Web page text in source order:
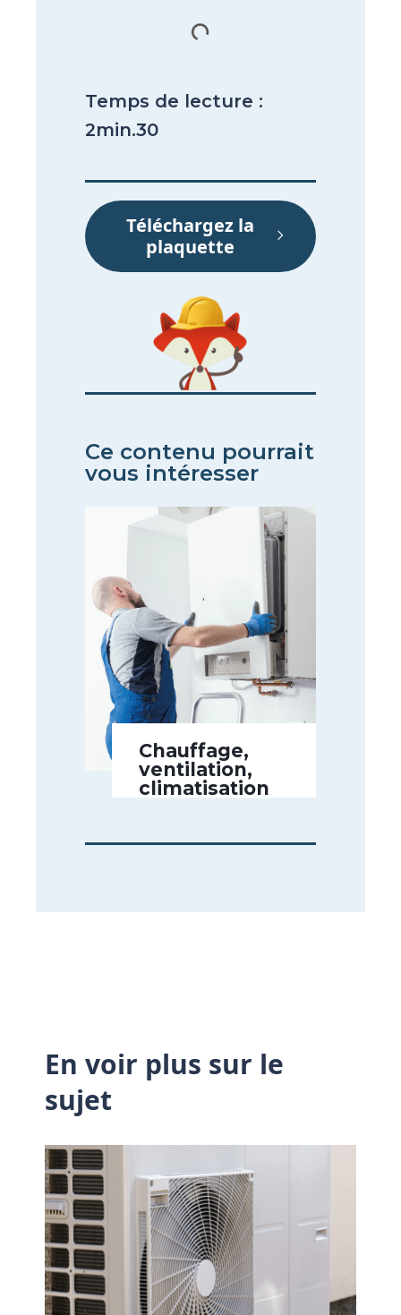
Temps de lecture :
2min.30
Téléchargez la
plaquette​
Ce contenu pourrait
vous intéresser
Chauffage,
ventilation,
climatisation
En voir plus sur le
sujet